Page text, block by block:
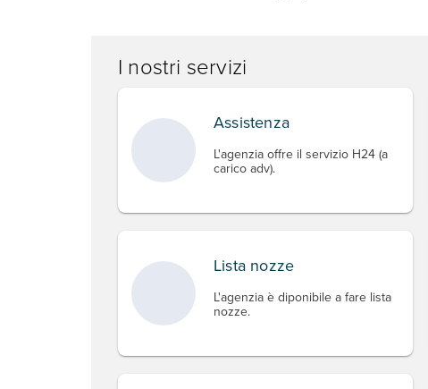
I nostri servizi
Assistenza
L'agenzia offre il servizio H24 (a
carico adv).
Lista nozze
L'agenzia è diponibile a fare lista
nozze.